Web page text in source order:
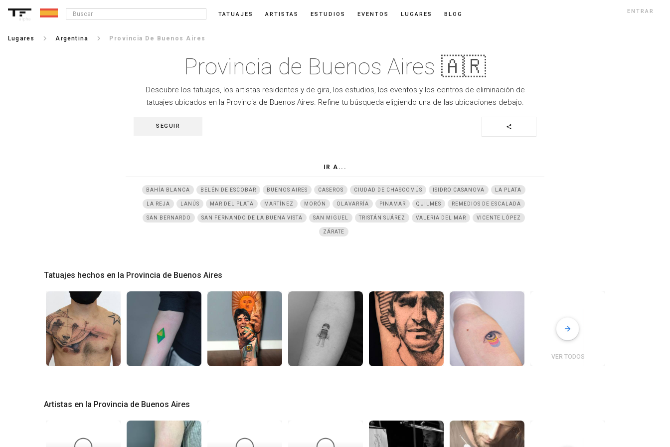
alpha
TATUAJES ARTISTAS ESTUDIOS EVENTOS LUGARES BLOG ENTRAR
Lugares keyboard_arrow_right Argentina keyboard_arrow_right Provincia De Buenos Aires
Provincia de Buenos Aires 🇦🇷
Descubre los tatuajes, los artistas residentes y de gira, los estudios, los eventos y los centros de eliminación de
tatuajes ubicados en la Provincia de Buenos Aires. Refine tu búsqueda eligiendo una de las ubicaciones debajo.
share
SEGUIR
IR A...
BAHÍA BLANCA BELÉN DE ESCOBAR BUENOS AIRES CASEROS CIUDAD DE CHASCOMÚS ISIDRO CASANOVA LA PLATA
LA REJA LANÚS MAR DEL PLATA MARTÍNEZ MORÓN OLAVARRÍA PINAMAR QUILMES REMEDIOS DE ESCALADA
SAN BERNARDO SAN FERNANDO DE LA BUENA VISTA SAN MIGUEL TRISTÁN SUÁREZ VALERIA DEL MAR VICENTE LÓPEZ
ZÁRATE
Tatuajes hechos en la Provincia de Buenos Aires
VER TODOS
Artistas en la Provincia de Buenos Aires